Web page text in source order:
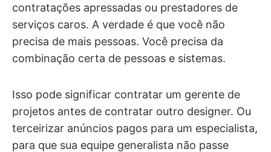
contratações apressadas ou prestadores de
serviços caros. A verdade é que você não
precisa de mais pessoas. Você precisa da
combinação certa de pessoas e sistemas.
Isso pode significar contratar um gerente de
projetos antes de contratar outro designer. Ou
terceirizar anúncios pagos para um especialista,
para que sua equipe generalista não passe